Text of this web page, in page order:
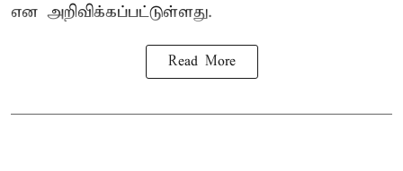
என அறிவிக்கப்பட்டுள்ளது.
Read More